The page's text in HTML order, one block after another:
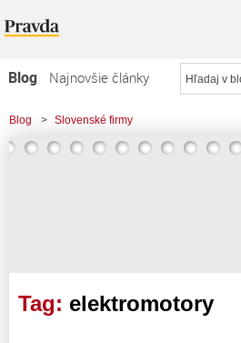
Blog
Najnovšie články
Najčítanejšie články
Najkomentovanejšie články
Blog > Slovenské firmy
Tag: elektromotory